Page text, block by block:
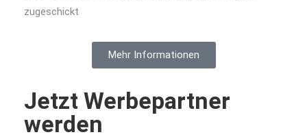
zugeschickt
Mehr Informationen
Jetzt Werbepartner
werden